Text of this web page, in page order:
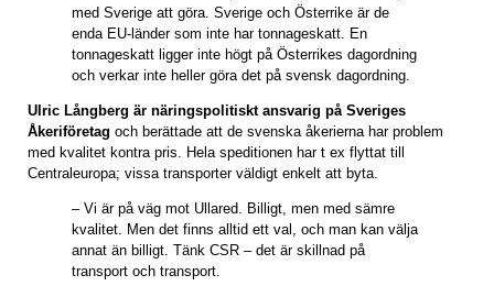
med Sverige att göra. Sverige och Österrike är de
enda EU-länder som inte har tonnageskatt. En
tonnageskatt ligger inte högt på Österrikes dagordning
och verkar inte heller göra det på svensk dagordning.
Ulric Långberg är näringspolitiskt ansvarig på Sveriges
Åkeriföretag och berättade att de svenska åkerierna har problem
med kvalitet kontra pris. Hela speditionen har t ex flyttat till
Centraleuropa; vissa transporter väldigt enkelt att byta.
– Vi är på väg mot Ullared. Billigt, men med sämre
kvalitet. Men det finns alltid ett val, och man kan välja
annat än billigt. Tänk CSR – det är skillnad på
transport och transport.